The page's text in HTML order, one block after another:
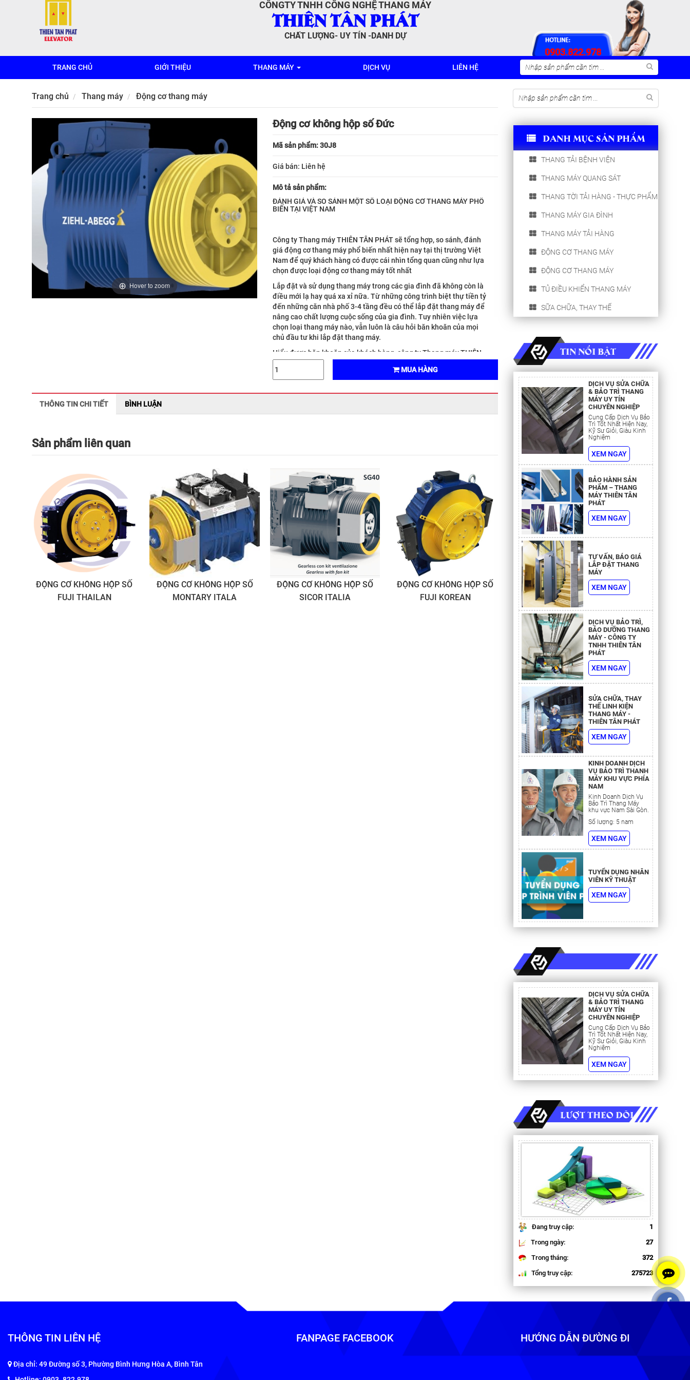
CÔNGTY TNHH CÔNG NGHỆ THANG MÁY
THIÊN TÂN PHÁT
CHẤT LƯỢNG- UY TÍN -DANH DỰ
0903.822.978
TRANG CHỦ GIỚI THIỆU THANG MÁY DỊCH VỤ LIÊN HỆ
Trang chủ Thang máy Động cơ thang máy
Hover to zoom
Động cơ không hộp số Đức
Mã sản phẩm: 30J8
Giá bán: Liên hệ
Mô tả sản phẩm:
ĐÁNH GIÁ VÀ SO SÁNH MỘT SỐ LOẠI ĐỘNG CƠ THANG MÁY PHỔ
BIẾN TẠI VIỆT NAM
Công ty Thang máy THIÊN TÂN PHÁT sẽ tổng hợp, so sánh, đánh
giá động cơ thang máy phổ biến nhất hiện nay tại thị trường Việt
Nam để quý khách hàng có được cái nhìn tổng quan cũng như lựa
chọn được loại động cơ thang máy tốt nhất
Lắp đặt và sử dụng thang máy trong các gia đình đã không còn là
điều mới lạ hay quá xa xỉ nữa. Từ những công trình biệt thự tiền tỷ
đến những căn nhà phố 3-4 tầng đều có thể lắp đặt thang máy để
nâng cao chất lượng cuộc sống của gia đình. Tuy nhiên việc lựa
chọn loại thang máy nào, vẫn luôn là câu hỏi băn khoăn của mọi
chủ đầu tư khi lắp đặt thang máy.
Hiểu được băn khoăn của khách hàng, công ty Thang máy THIÊN
TÂN PHÁT sẽ tổng hợp đánh giá để quý khách hàng có được cái
nhìn tổng quan cũng như lựa chọn được loại động cơ thang máy tốt
theo một vận tốc quy định làm quay puli kéo cabin lên xuống, động
truyền chuyển động đến cáp làm cabin và đối trọng chuyển động
Động cơ thang máy là “trái tim” giúp thang máy có thể vận hành êm
MUA HÀNG
THÔNG TIN CHI TIẾT BÌNH LUẬN
Sản phẩm liên quan
ĐỘNG CƠ KHÔNG HỘP SỐ
FUJI THAILAN
ĐỘNG CƠ KHÔNG HỘP SỐ
MONTARY ITALA
ĐỘNG CƠ KHÔNG HỘP SỐ
SICOR ITALIA
ĐỘNG CƠ KHÔNG HỘP SỐ
FUJI KOREAN
DANH MỤC SẢN PHẨM
THANG TẢI BỆNH VIỆN
THANG MÁY QUANG SÁT
THANG TỜI TẢI HÀNG - THỰC PHẨM
THANG MÁY GIA ĐÌNH
THANG MÁY TẢI HÀNG
ĐỘNG CƠ THANG MÁY
ĐỘNG CƠ THANG MÁY
TỦ ĐIỀU KHIỂN THANG MÁY
SỮA CHỮA, THAY THẾ
TIN NỔI BẬT
DỊCH VỤ SỬA CHỮA
& BẢO TRÌ THANG
MÁY UY TÍN
CHUYÊN NGHIỆP
Cung Cấp Dịch Vụ Bảo
Trì Tốt Nhất Hiện Nay,
Kỹ Sư Giỏi, Giàu Kinh
Nghiệm
XEM NGAY
BẢO HÀNH SẢN
PHẨM – THANG
MÁY THIÊN TÂN
PHÁT
XEM NGAY
TƯ VẤN, BÁO GIÁ
LẮP ĐẶT THANG
MÁY
XEM NGAY
DỊCH VỤ BẢO TRÌ,
BẢO DƯỠNG THANG
MÁY - CÔNG TY
TNHH THIÊN TÂN
PHÁT
XEM NGAY
SỬA CHỮA, THAY
THẾ LINH KIỆN
THANG MÁY -
THIÊN TÂN PHÁT
XEM NGAY
KINH DOANH DỊCH
VỤ BẢO TRÌ THANH
MÁY KHU VỰC PHÍA
NAM
Kinh Doanh Dịch Vụ
Bảo Trì Thang Máy
khu vực Nam Sài Gòn.
Số lượng: 5 nam
XEM NGAY
TUYỂN DỤNG NHÂN
VIÊN KỸ THUẬT
XEM NGAY
DỊCH VỤ SỬA CHỮA
& BẢO TRÌ THANG
MÁY UY TÍN
CHUYÊN NGHIỆP
Cung Cấp Dịch Vụ Bảo
Trì Tốt Nhất Hiện Nay,
Kỹ Sư Giỏi, Giàu Kinh
Nghiệm
XEM NGAY
LƯỢT THEO DÕI
Đang truy cập:
1
Trong ngày:
27
Trong tháng:
372
Tổng truy cập:
275723
THÔNG TIN LIÊN HỆ
Địa chỉ: 49 Đường số 3, Phường Bình Hưng Hòa A, Bình Tân
FANPAGE FACEBOOK HƯỚNG DẪN ĐƯỜNG ĐI